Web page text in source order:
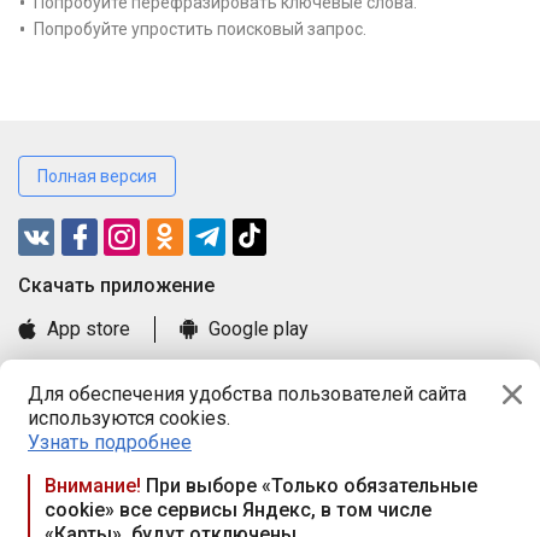
Для обеспечения удобства пользователей сайта
используются cookies.
Узнать подробнее
Внимание! При выборе «Только обязательные
cookie» все сервисы Яндекс, в том числе
Попробуйте упростить поисковый запрос.
Полная версия
Cкачать приложение
App store
Google play
Книга замечаний и предложений
Правила и документы
Praca.by © 2000—2026, ООО «ПРАЦА БАЙ»
Республика Беларусь, 220114, г. Минск, пр-т Независимости
117а, пом. № 9.